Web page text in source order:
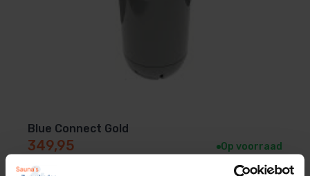
Blue Connect Gold
349,95 Op voorraad